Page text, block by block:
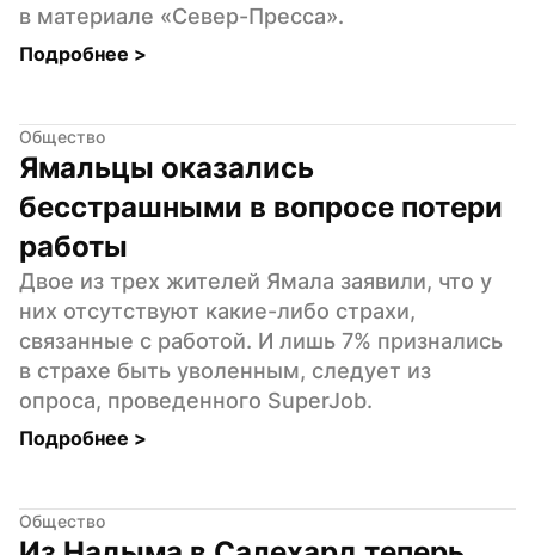
в материале «Север-Пресса».
Подробнее >
Общество
Ямальцы оказались
бесстрашными в вопросе потери
работы
Двое из трех жителей Ямала заявили, что у
них отсутствуют какие-либо страхи,
связанные с работой. И лишь 7% признались
в страхе быть уволенным, следует из
опроса, проведенного SuperJob.
Подробнее >
Общество